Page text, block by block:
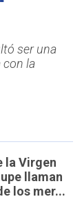
ser una
con la
la Virgen
llaman
los mer...